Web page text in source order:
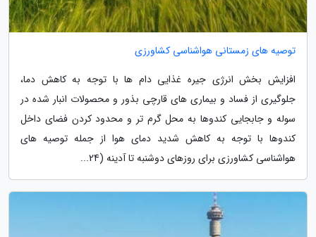
توصیه های زمستانی هواشناسی کشاورزی
افزایش بخش انرژی جیره غذایی دام ها با توجه به کاهش دما،
جلوگیری از فساد و بیماری های قارچی بذور و محصولات انبار شده در
سوله و جابجایی کندوها به محل گرم تر و محدود کردن فضای داخل
کندوها با توجه به کاهش شدید دمای هوا از جمله توصیه های
هواشناسی کشاورزی برای روزهای دوشنبه تا آدینه (24...